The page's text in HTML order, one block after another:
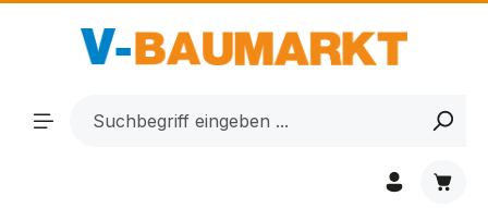
Zum Hauptinhalt springen